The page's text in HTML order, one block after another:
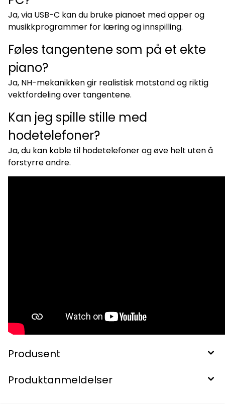
Ja, via USB-C kan du bruke pianoet med apper og
musikkprogrammer for læring og innspilling.
Føles tangentene som på et ekte
piano?
Ja, NH-mekanikken gir realistisk motstand og riktig
vektfordeling over tangentene.
Kan jeg spille stille med
hodetelefoner?
Ja, du kan koble til hodetelefoner og øve helt uten å
forstyrre andre.
Produsent
Produktanmeldelser